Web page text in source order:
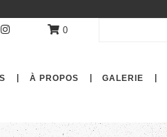
0
À PROPOS GALERIE